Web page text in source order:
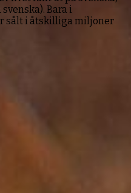
Bara i
sålt i åtskilliga miljoner